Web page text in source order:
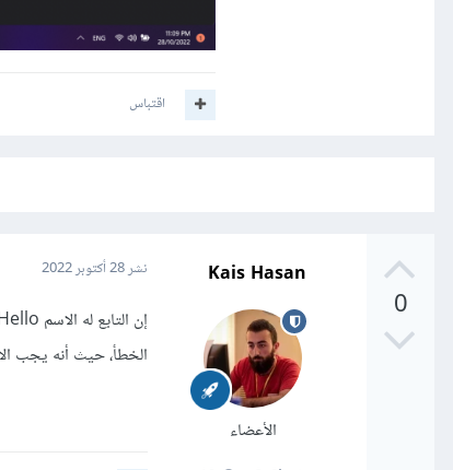
اقتباس
0
Kais Hasan
الأعضاء
نشر28 أكتوبر 2022
الخطأ، حيث أنه يجب